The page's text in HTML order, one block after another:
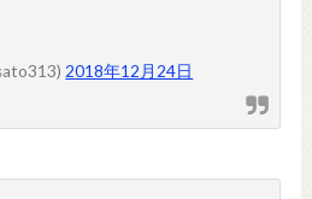
2018年12月24日